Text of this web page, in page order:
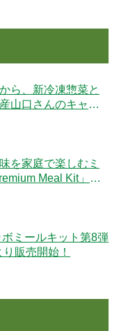
ら、新冷凍惣菜と
山口さんのキャベ
を家庭で楽しむミ
Meal Kit」シ
ミールキット第8弾
販売開始！